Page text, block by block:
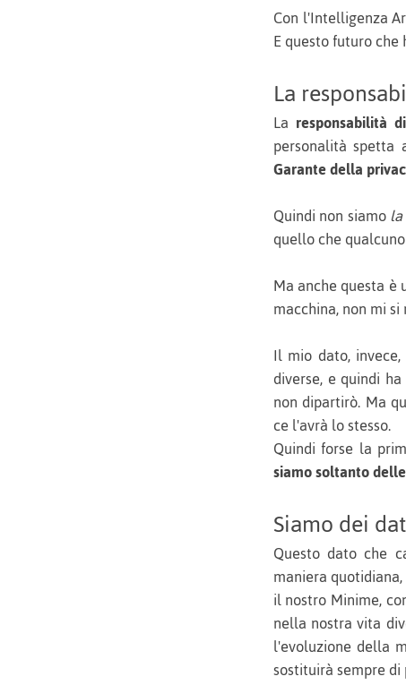
Con l'Intelligenza
E questo futuro
La
La responsabilità
personalità
Garante della
Quindi non siamo
quello che
Ma anche questa
macchina, non mi
Il mio dato, invece,
diverse, e quindi
non dipartirò. Ma
ce l'avrà lo stesso.
Quindi forse la
siamo soltanto
Siamo dei
Questo dato che
maniera
il nostro Minime,
nella nostra vita
l'evoluzione della
sostituirà sempre